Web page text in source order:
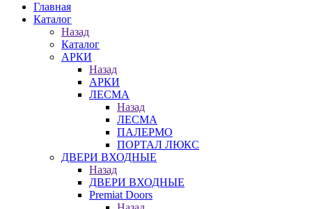
Главная
Каталог
Назад
Каталог
АРКИ
Назад
АРКИ
ЛЕСМА
Назад
ЛЕСМА
ПАЛЕРМО
ПОРТАЛ ЛЮКС
ДВЕРИ ВХОДНЫЕ
Назад
ДВЕРИ ВХОДНЫЕ
Premiat Doors